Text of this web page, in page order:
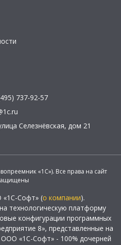
737-92-57
Селезнёвская, дом 21
«1С»). Все права на сайт
Софт» (о компании).
технологическую платформу
конфигурации программных
8», представленные на
«1С-Софт» - 100% дочерней